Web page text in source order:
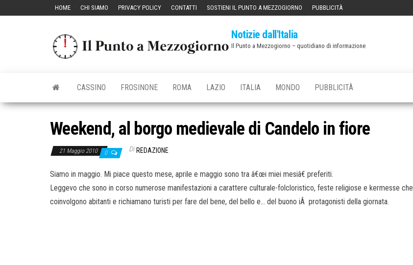
HOME CHI SIAMO PRIVACY POLICY CONTATTI SOSTIENI IL PUNTO A MEZZOGIORNO PUBBLICITÀ
Notizie dall'Italia
Il Punto a Mezzogiorno – quotidiano di informazione
CASSINO FROSINONE ROMA LAZIO ITALIA MONDO PUBBLICITÀ
Weekend, al borgo medievale di Candelo in fiore
21 Maggio 2010 0 Di REDAZIONE
Siamo in maggio. Mi piace questo mese, aprile e maggio sono tra â€œi miei mesiâ€ preferiti.
Leggevo che sono in corso numerose manifestazioni a carattere culturale-folcloristico, feste religiose e kermesse che
coinvolgono abitanti e richiamano turisti per fare del bene, del bello e… del buono iÂ protagonisti della giornata.